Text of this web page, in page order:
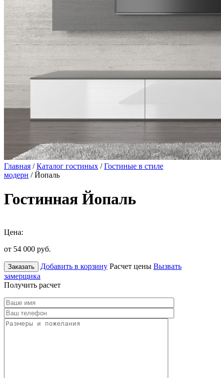
Главная /Каталог гостиных /Гостиные в стиле
модерн / Йопаль
Гостинная Йопаль
Цена:
от 54 000 руб.
Заказать Добавить в корзину Расчет цены Вызвать
замерщика
Получить расчет